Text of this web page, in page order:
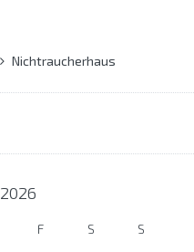
Nichtraucherhaus
2026
F S S